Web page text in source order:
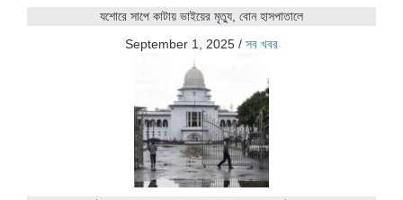
যশোরে সাপে কাটায় ভাইয়ের মৃত্যু, বোন হাসপাতালে
September 1, 2025 / সব খবর